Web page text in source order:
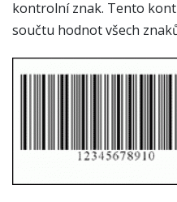
kontrolní znak. Tento
součtu hodnot všech